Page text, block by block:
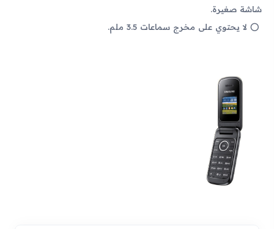
شاشة صغيرة.
لا يحتوي على مخرج سماعات 3.5 ملم.